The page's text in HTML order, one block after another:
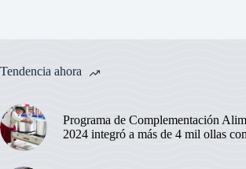
Tendencia ahora
Programa de Complementación
2024 integró a más de 4 mil ollas